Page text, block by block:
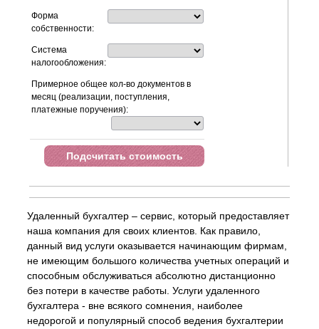
Форма
собственности:
Система
налогообложения:
Примерное общее кол-во документов в
месяц (реализации, поступления,
платежные поручения):
Подсчитать стоимость
Удаленный бухгалтер – сервис, который предоставляет
наша компания для своих клиентов. Как правило,
данный вид услуги оказывается начинающим фирмам,
не имеющим большого количества учетных операций и
способным обслуживаться абсолютно дистанционно
без потери в качестве работы. Услуги удаленного
бухгалтера - вне всякого сомнения, наиболее
недорогой и популярный способ ведения бухгалтерии